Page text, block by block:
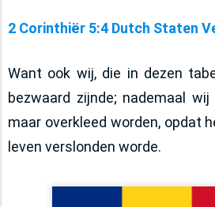
2 Corinthiër 5:4 Dutch Staten
Want ook wij, die in dezen
bezwaard zijnde; nademaal
maar overkleed worden, opdat
leven verslonden worde.